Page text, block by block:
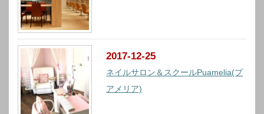
2017-12-25
ネイルサロン＆スクールPuamelia(プ
アメリア)